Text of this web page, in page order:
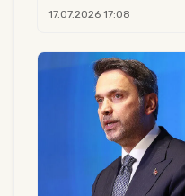
17.07.2026 17:08